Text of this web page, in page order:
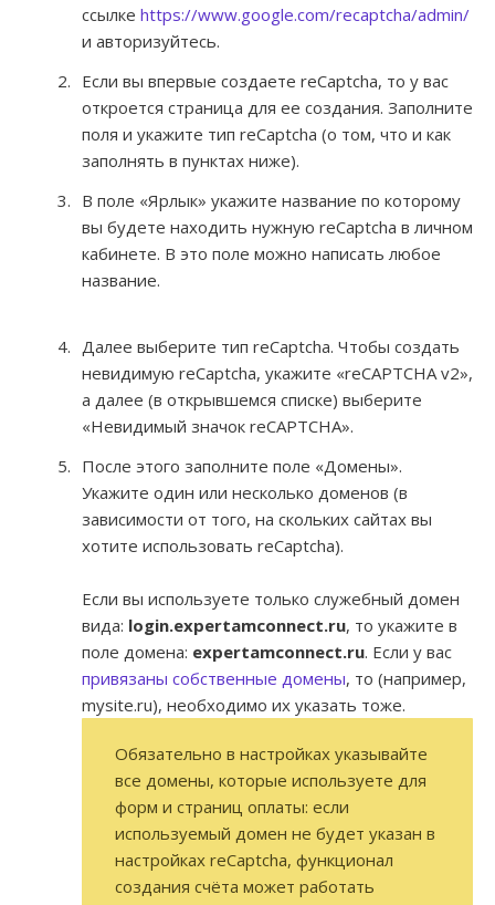
ссылке https://www.google.com/recaptcha/admin/
и авторизуйтесь.
Если вы впервые создаете reCaptcha, то у вас
откроется страница для ее создания. Заполните
поля и укажите тип reCaptcha (о том, что и как
заполнять в пунктах ниже).
В поле «Ярлык» укажите название по которому
вы будете находить нужную reCaptcha в личном
кабинете. В это поле можно написать любое
название.
Далее выберите тип reCaptcha. Чтобы создать
невидимую reCaptcha, укажите «reCAPTCHA v2»,
а далее (в открывшемся списке) выберите
«Невидимый значок reCAPTCHA».
После этого заполните поле «Домены».
Укажите один или несколько доменов (в
зависимости от того, на скольких сайтах вы
хотите использовать reCaptcha).
Если вы используете только служебный домен
вида: login.expertamconnect.ru, то укажите в
поле домена: expertamconnect.ru. Если у вас
привязаны собственные домены, то (например,
mysite.ru), необходимо их указать тоже.
Обязательно в настройках указывайте
все домены, которые используете для
форм и страниц оплаты: если
используемый домен не будет указан в
настройках reCaptcha, функционал
создания счёта может работать